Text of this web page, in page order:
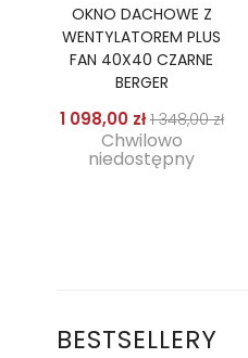
OKNO DACHOWE Z
WENTYLATOREM PLUS
FAN 40X40 CZARNE
BERGER
1 098,00 złCena
1 348,00 zł
Chwilowo
niedostępny
BESTSELLERY